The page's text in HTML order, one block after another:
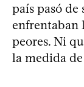
país pasó de
enfrentaban
peores. Ni
la medida